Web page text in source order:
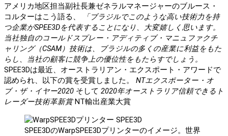
アメリカ地区担当副社長兼ゼネラルマネージャーのブルース・
コルターはこう語る、
「ブラジルでこのような高い技術力を持
つ企業がSPEE3Dを代表することになり、大変嬉しく思います。
当社独自のコールドスプレー・アディティブ・マニュファクチ
ャリング（CSAM）技術は、ブラジルの多くの産業に利益をもた
らし、当社の顧客に競争上の優位性をもたらすでしょう。
SPEE3Dは最近、オーストラリアン・エクスポート・アワードで
認められ、以下の賞を受賞しました。 NTエクスポーター・オ
ブ・ザ・イヤー2020 そして 2020年オーストラリア信頼できるト
レーダー技術革新賞NT輸出産業大賞
SPEE3DのWarpSPEE3Dプリンターのイメージ。世界